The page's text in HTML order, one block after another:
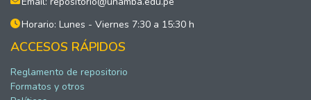
Horario: Lunes - Viernes 7:30 a 15:30 h
ACCESOS RÁPIDOS
Reglamento de repositorio
Formatos y otros